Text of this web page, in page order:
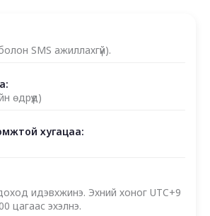
SMS ажиллахгүй).
өдрүүд)
хугацаа:
идэвхжинэ. Эхний хоног UTC+9
цагаас эхэлнэ.